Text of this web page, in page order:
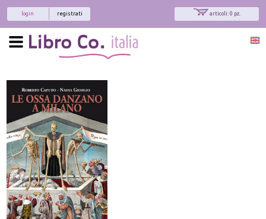
articoli: 0 pz.
registrati
login